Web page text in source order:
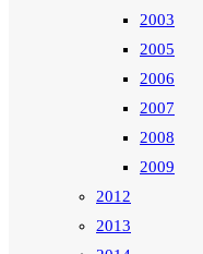
2003
2005
2006
2007
2008
2009
2012
2013